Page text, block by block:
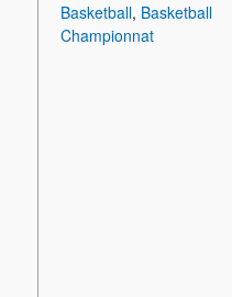
Basketball, Basketball
Championnat